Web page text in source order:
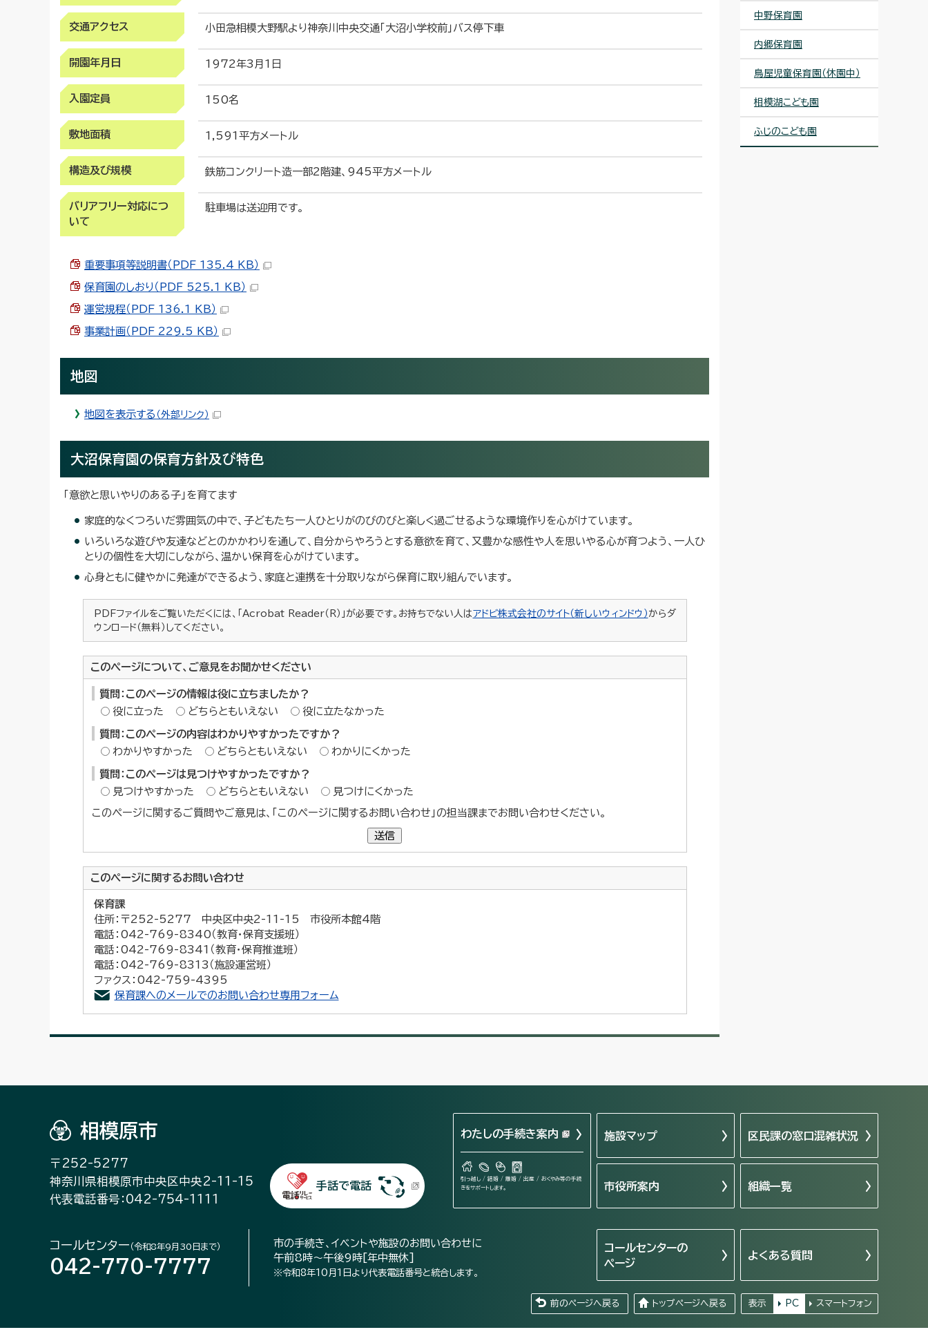
交通アクセス 小田急相模大野駅より神奈川中央交通「大沼小学校前」バス停下車
開園年月日 1972年3月1日
入園定員 150名
敷地面積 1,591平方メートル
構造及び規模 鉄筋コンクリート造一部2階建、945平方メートル
バリアフリー対応につ
いて
駐車場は送迎用です。
重要事項等説明書（PDF 135.4 KB）
保育園のしおり（PDF 525.1 KB）
運営規程（PDF 136.1 KB）
事業計画（PDF 229.5 KB）
地図
地図を表示する （外部リンク）
大沼保育園の保育方針及び特色
「意欲と思いやりのある子」を育てます
家庭的なくつろいだ雰囲気の中で、子どもたち一人ひとりがのびのびと楽しく過ごせるような環境作りを心がけています。
いろいろな遊びや友達などとのかかわりを通して、自分からやろうとする意欲を育て、又豊かな感性や人を思いやる心が育つよう、一人ひ
とりの個性を大切にしながら、温かい保育を心がけています。
心身ともに健やかに発達ができるよう、家庭と連携を十分取りながら保育に取り組んでいます。
PDFファイルをご覧いただくには、「Acrobat Reader（R）」が必要です。お持ちでない人はアドビ株式会社のサイト（新しいウィンドウ） からダ
ウンロード（無料）してください。
このページについて、ご意見をお聞かせください
質問：このページの情報は役に立ちましたか？
役に立った
どちらともいえない 役に立たなかった
質問：このページの内容はわかりやすかったですか？
わかりやすかった
どちらともいえない わかりにくかった
質問：このページは見つけやすかったですか？
見つけやすかった
どちらともいえない 見つけにくかった
このページに関するご質問やご意見は、「このページに関するお問い合わせ」の担当課までお問い合わせください。
送信
このページに関するお問い合わせ
保育課
住所：〒252-5277 中央区中央2-11-15 市役所本館4階
電話：042-769-8340（教育・保育支援班）
電話：042-769-8341（教育・保育推進班）
電話：042-769-8313（施設運営班）
ファクス：042-759-4395
保育課へのメールでのお問い合わせ専用フォーム
中野保育園
内郷保育園
鳥屋児童保育園（休園中）
相模湖こども園
ふじのこども園
相模原市
〒252-5277
神奈川県相模原市中央区中央2-11-15
代表電話番号：042-754-1111
手話で電話
わたしの手続き案内
引っ越し / 結婚 / 離婚 / 出産 / おくやみ等の手続
きをサポートします。
施設マップ 区民課の窓口混雑状況
市役所案内 組織一覧
コールセンター （令和8年9月30日まで）
042-770-7777
市の手続き、イベントや施設のお問い合わせに
午前8時～午後9時[年中無休]
※令和8年10月1日より代表電話番号と統合します。
コールセンターの
ページ
よくある質問
前のページへ戻る トップページへ戻る 表示 PC スマートフォン